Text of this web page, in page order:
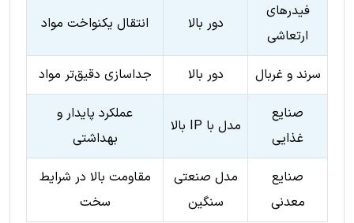
فیدرهای
ارتعاشی
دور بالا انتقال یکنواخت مواد
سرند و غربال دور بالا جداسازی دقیق‌تر مواد
صنایع
غذایی
مدل با IP بالا
عملکرد پایدار و
بهداشتی
صنایع
معدنی
مدل صنعتی
سنگین
مقاومت بالا در شرایط
سخت